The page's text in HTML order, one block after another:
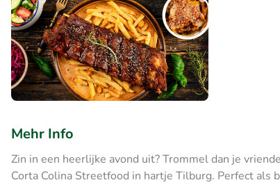
Mehr Info
Zin in een heerlijke avond uit? Trommel dan je
Corta Colina Streetfood in hartje Tilburg. Perfect als